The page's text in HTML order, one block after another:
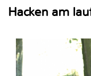
Hacken am